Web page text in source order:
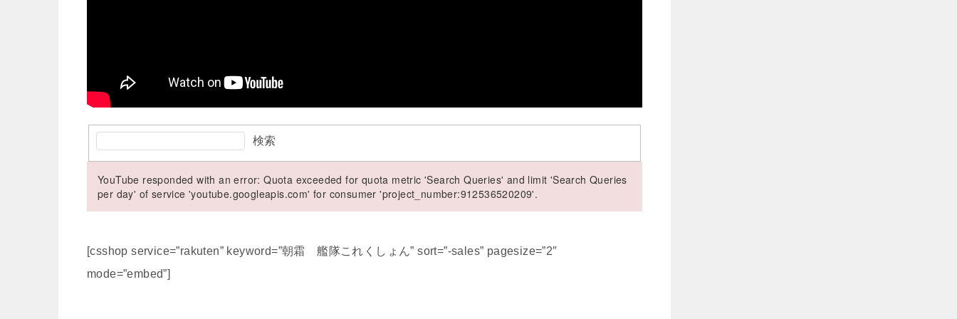
検索
YouTube responded with an error: Quota exceeded for quota metric 'Search Queries' and limit 'Search Queries
per day' of service 'youtube.googleapis.com' for consumer 'project_number:912536520209'.
[csshop service=”rakuten” keyword=”朝霜 艦隊これくしょん” sort=”-sales” pagesize=”2″
mode=”embed”]